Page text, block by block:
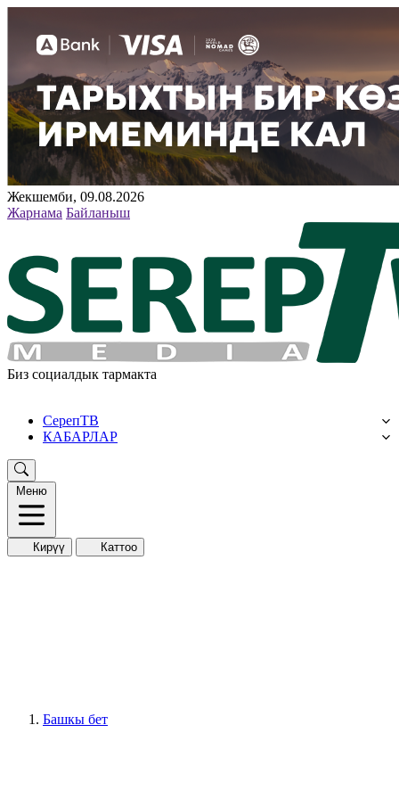
Жекшемби, 09.08.2026
Жарнама Байланыш
Биз социалдык тармакта
СерепТВ
КАБАРЛАР
Меню
Кирүү Каттоо
Башкы бет